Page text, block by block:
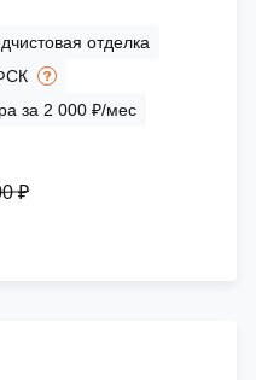
отделка
за 2 000 ₽/мес
₽